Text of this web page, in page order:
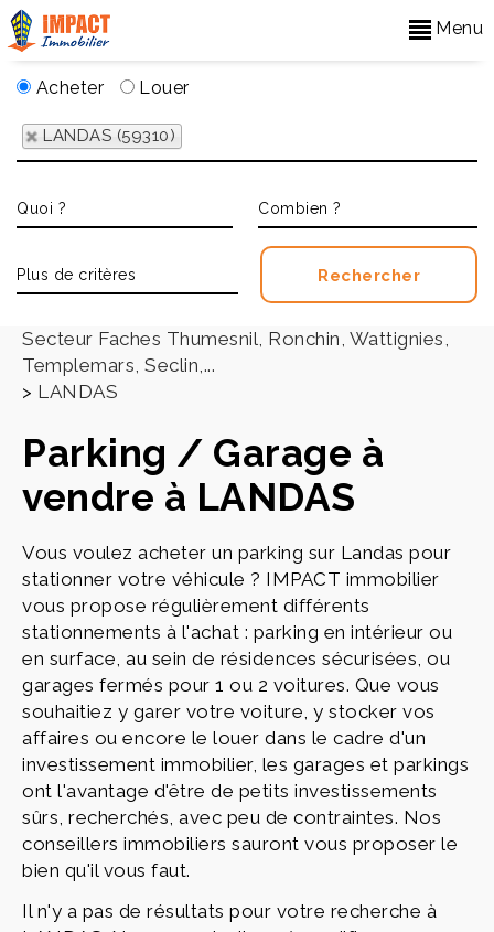
Menu
Acheter Louer
LANDAS (59310)
Secteur Faches Thumesnil, Ronchin, Wattignies,
Templemars, Seclin,...
> LANDAS
Parking / Garage à
vendre à LANDAS
Vous voulez acheter un parking sur Landas pour
stationner votre véhicule ? IMPACT immobilier
vous propose régulièrement différents
stationnements à l'achat : parking en intérieur ou
en surface, au sein de résidences sécurisées, ou
garages fermés pour 1 ou 2 voitures. Que vous
souhaitiez y garer votre voiture, y stocker vos
affaires ou encore le louer dans le cadre d'un
investissement immobilier, les garages et parkings
ont l'avantage d'être de petits investissements
sûrs, recherchés, avec peu de contraintes. Nos
conseillers immobiliers sauront vous proposer le
bien qu'il vous faut.
Il n'y a pas de résultats pour votre recherche à